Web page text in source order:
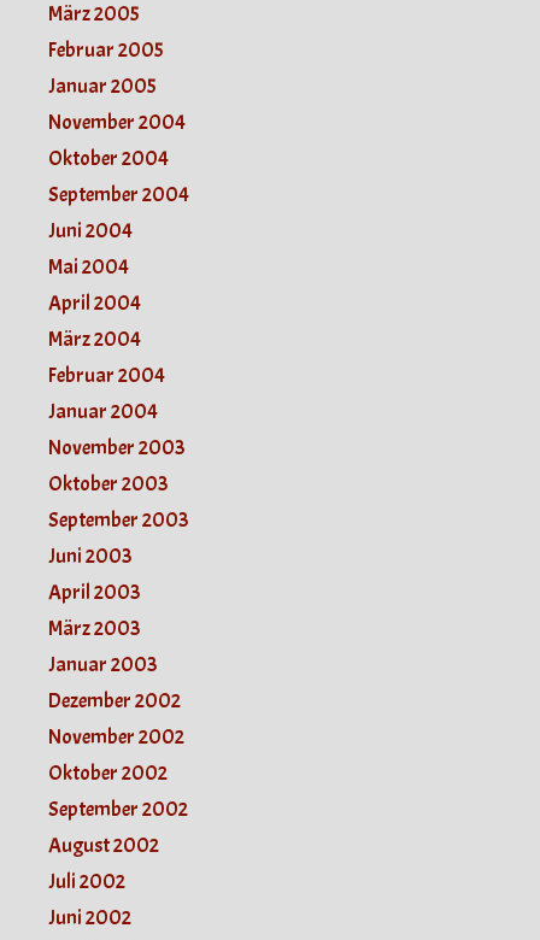
März 2005
Februar 2005
Januar 2005
November 2004
Oktober 2004
September 2004
Juni 2004
Mai 2004
April 2004
März 2004
Februar 2004
Januar 2004
November 2003
Oktober 2003
September 2003
Juni 2003
April 2003
März 2003
Januar 2003
Dezember 2002
November 2002
Oktober 2002
September 2002
August 2002
Juli 2002
Juni 2002